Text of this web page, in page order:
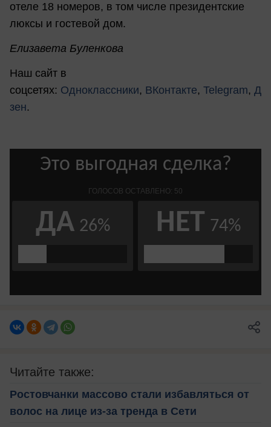
отеле 18 номеров, в том числе президентские
люксы и гостевой дом.
Елизавета Буленкова
Наш сайт в
соцсетях: Одноклассники, ВКонтакте, Telegram, Д
зен.
Читайте также:
Ростовчанки массово стали избавляться от
волос на лице из-за тренда в Сети